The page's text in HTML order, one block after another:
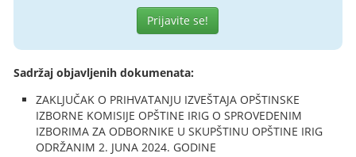
Prijavite se!
Sadržaj objavljenih dokumenata:
ZAKLJUČAK O PRIHVATANJU IZVEŠTAJA OPŠTINSKE
IZBORNE KOMISIJE OPŠTINE IRIG O SPROVEDENIM
IZBORIMA ZA ODBORNIKE U SKUPŠTINU OPŠTINE IRIG
ODRŽANIM 2. JUNA 2024. GODINE